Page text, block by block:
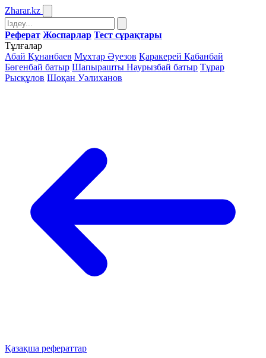
Zharar.kz
Реферат Жоспарлар Тест сұрақтары
Тұлғалар
Абай Құнанбаев Мұхтар Әуезов Қаракерей Қабанбай
Бөгенбай батыр Шапырашты Наурызбай батыр Тұрар
Рысқұлов Шоқан Уәлиханов
Қазақша рефераттар